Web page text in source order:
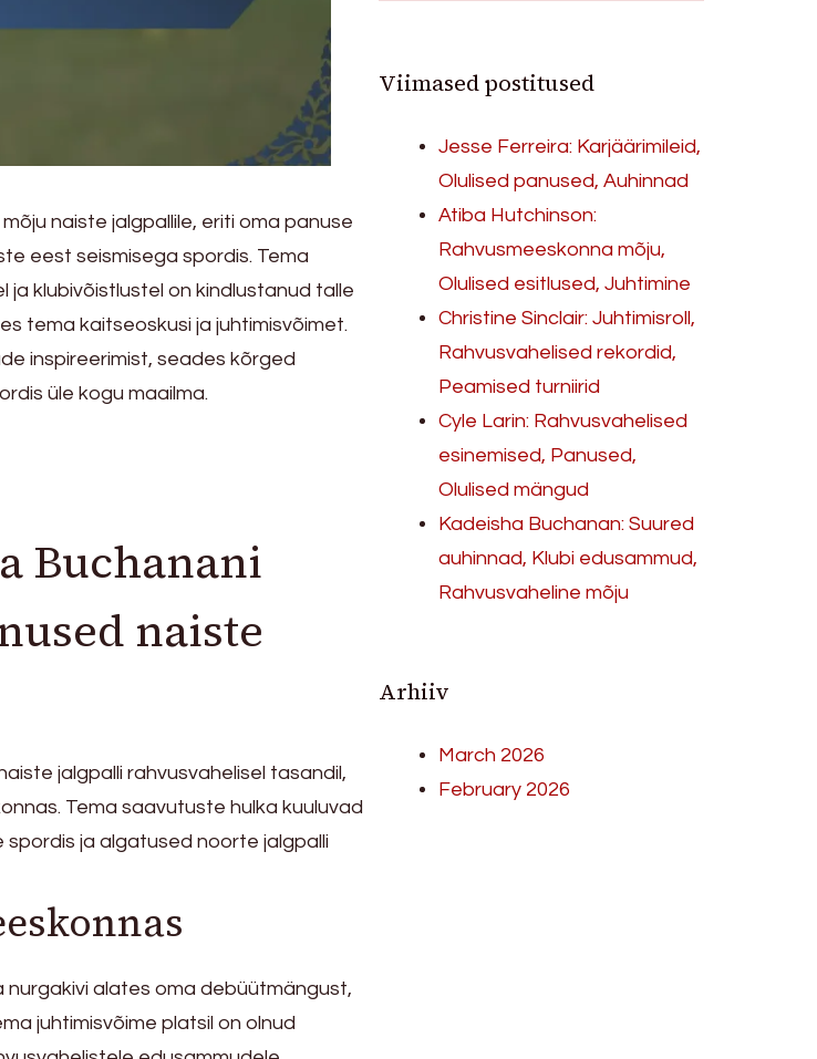
naiste jalgpallile, eriti oma panuse
eest seismisega spordis. Tema
ja klubivõistlustel on kindlustanud talle
tema kaitseoskusi ja juhtimisvõimet.
inspireerimist, seades kõrged
üle kogu maailma.
Buchanani
naiste
jalgpalli rahvusvahelisel tasandil,
Tema saavutuste hulka kuuluvad
spordis ja algatused noorte jalgpalli
nurgakivi alates oma debüütmängust,
juhtimisvõime platsil on olnud
Viimased postitused
Jesse Ferreira: Karjäärimileid,
Olulised panused, Auhinnad
Atiba Hutchinson:
Rahvusmeeskonna mõju,
Olulised esitlused, Juhtimine
Christine Sinclair: Juhtimisroll,
Rahvusvahelised rekordid,
Peamised turniirid
Cyle Larin: Rahvusvahelised
esinemised, Panused,
Olulised mängud
Kadeisha Buchanan: Suured
auhinnad, Klubi edusammud,
Rahvusvaheline mõju
Arhiiv
March 2026
February 2026